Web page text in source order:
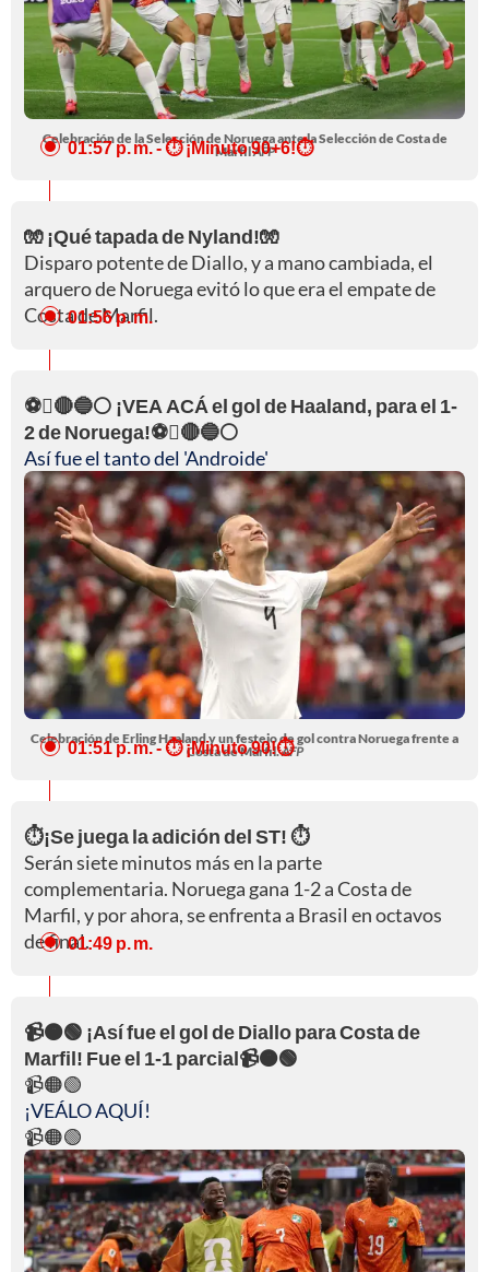
Celebración de la Selección de Noruega ante la Selección de Costa de
MarfilAFP
01:57 p. m.- ⏱️ ¡Minuto 90+6!⏱️
🧤 ¡Qué tapada de Nyland!🧤
Disparo potente de Diallo, y a mano cambiada, el
arquero de Noruega evitó lo que era el empate de
Costa de Marfil.
01:56 p. m.
⚽🔴🔵⚪ ¡VEA ACÁ el gol de Haaland, para el 1-
2 de Noruega!⚽🔴🔵⚪
Así fue el tanto del 'Androide'
Celebración de Erling Haaland y un festejo de gol contra Noruega frente a
Costa de Marfil.AFP
01:51 p. m.- ⏱️ ¡Minuto 90!⏱️
⏱️¡Se juega la adición del ST! ⏱️
Serán siete minutos más en la parte
complementaria. Noruega gana 1-2 a Costa de
Marfil, y por ahora, se enfrenta a Brasil en octavos
de final.01:49 p. m.
📹🟠🟢 ¡Así fue el gol de Diallo para Costa de
Marfil! Fue el 1-1 parcial📹🟠🟢
📹🟠🟢
¡VEÁLO AQUÍ!
📹🟠🟢